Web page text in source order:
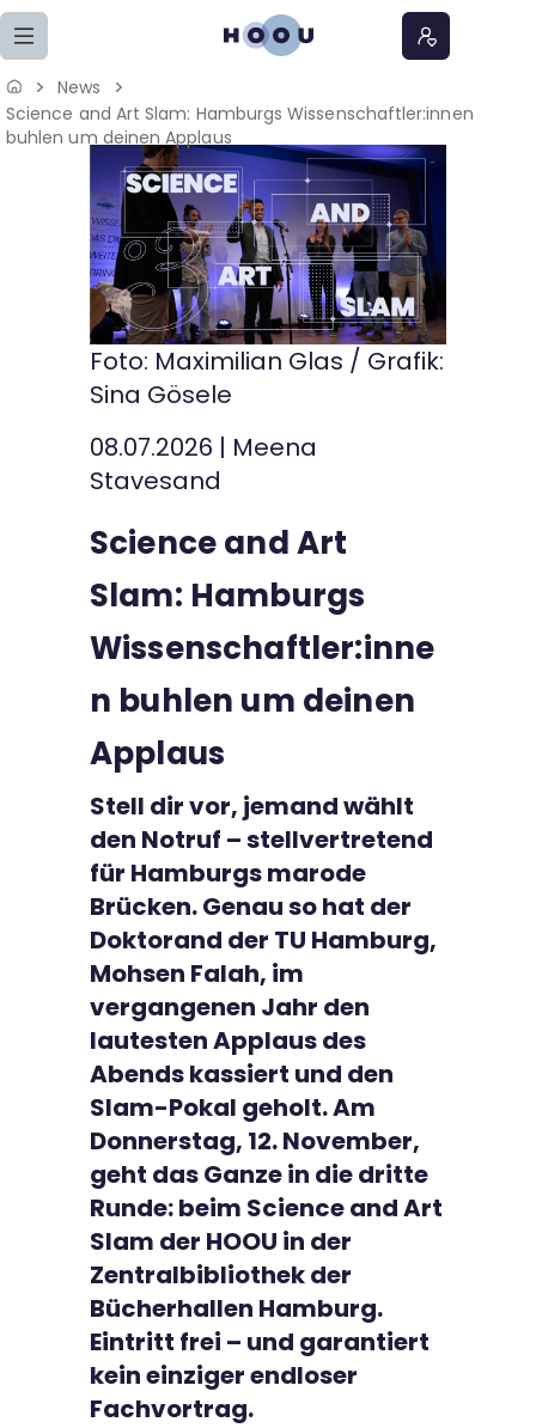
Zum Seiteninhalt springen
Home
Lernangebote
Podcasts
Meine Lernangebote
News
Veranstaltungen
News
Science and Art Slam: Hamburgs Wissenschaftler:innen
buhlen um deinen Applaus
Foto: Maximilian Glas / Grafik:
Sina Gösele
08.07.2026 | Meena
Stavesand
Science and Art
Slam: Hamburgs
Wissenschaftler:inne
n buhlen um deinen
Applaus
Stell dir vor, jemand wählt
den Notruf – stellvertretend
für Hamburgs marode
Brücken. Genau so hat der
Doktorand der TU Hamburg,
Mohsen Falah, im
vergangenen Jahr den
lautesten Applaus des
Abends kassiert und den
Slam-Pokal geholt. Am
Donnerstag, 12. November,
geht das Ganze in die dritte
Runde: beim Science and Art
Slam der HOOU in der
Zentralbibliothek der
Bücherhallen Hamburg.
Eintritt frei – und garantiert
kein einziger endloser
Fachvortrag.